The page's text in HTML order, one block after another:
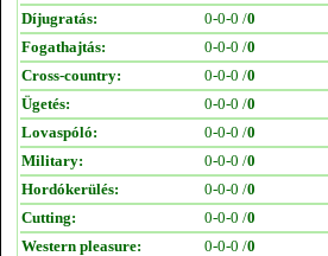
Díjugratás:
0-0-0 /0
Fogathajtás:
0-0-0 /0
Cross-country:
0-0-0 /0
Ügetés:
0-0-0 /0
Lovaspóló:
0-0-0 /0
Military:
0-0-0 /0
Hordókerülés:
0-0-0 /0
Cutting:
0-0-0 /0
Western pleasure:
0-0-0 /0